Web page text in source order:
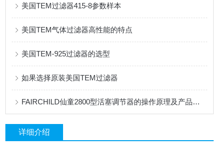
美国TEM过滤器415-8参数样本
美国TEM气体过滤器高性能的特点
美国TEM-925过滤器的选型
如果选择原装美国TEM过滤器
FAIRCHILD仙童2800型活塞调节器的操作原理及产品特性
详细介绍